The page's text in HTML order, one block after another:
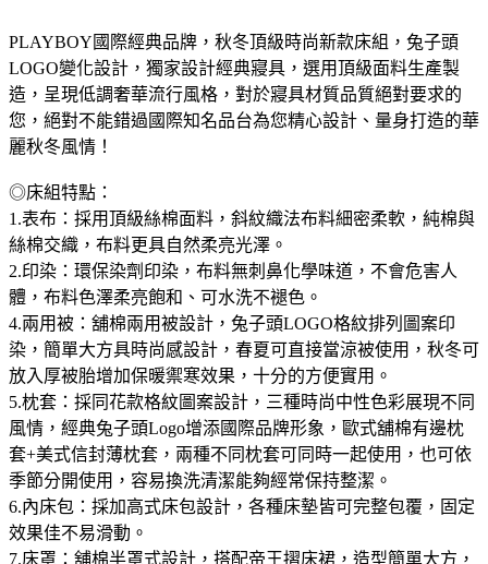
PLAYBOY國際經典品牌，秋冬頂級時尚新款床組，兔子頭
LOGO變化設計，獨家設計經典寢具，選用頂級面料生產製
造，呈現低調奢華流行風格，對於寢具材質品質絕對要求的
您，絕對不能錯過國際知名品台為您精心設計、量身打造的華
麗秋冬風情！
◎床組特點：
1.表布：採用頂級絲棉面料，斜紋織法布料細密柔軟，純棉與
絲棉交織，布料更具自然柔亮光澤。
2.印染：環保染劑印染，布料無刺鼻化學味道，不會危害人
體，布料色澤柔亮飽和、可水洗不褪色。
4.兩用被：舖棉兩用被設計，兔子頭LOGO格紋排列圖案印
染，簡單大方具時尚感設計，春夏可直接當涼被使用，秋冬可
放入厚被胎增加保暖禦寒效果，十分的方便實用。
5.枕套：採同花款格紋圖案設計，三種時尚中性色彩展現不同
風情，經典兔子頭Logo增添國際品牌形象，歐式舖棉有邊枕
套+美式信封薄枕套，兩種不同枕套可同時一起使用，也可依
季節分開使用，容易換洗清潔能夠經常保持整潔。
6.內床包：採加高式床包設計，各種床墊皆可完整包覆，固定
效果佳不易滑動。
7.床罩：舖棉半罩式設計，搭配帝王摺床裙，造型簡單大方，